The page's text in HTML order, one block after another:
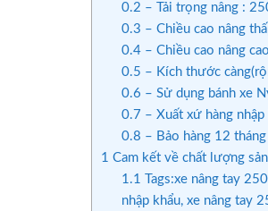
0.2 – Tải trọng nâng :
0.3 – Chiều cao nâng
0.4– Chiều cao nâng
0.5 – Kích thước
0.6 – Sử dụng bánh xe
0.7 – Xuất xứ hàng
0.8 – Bảo hàng 12
1 Cam kết về chất lượng
1.1 Tags:xe nâng tay
nhập khẩu, xe nâng tay